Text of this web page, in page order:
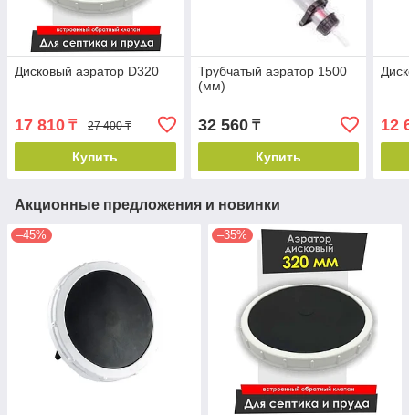
Дисковый аэратор D320
17 810 ₸ 27 400 ₸
Купить
Трубчатый аэратор 1500
(мм)
32 560₸
Купить
12
Акционные предложения и новинки
–45% –35%